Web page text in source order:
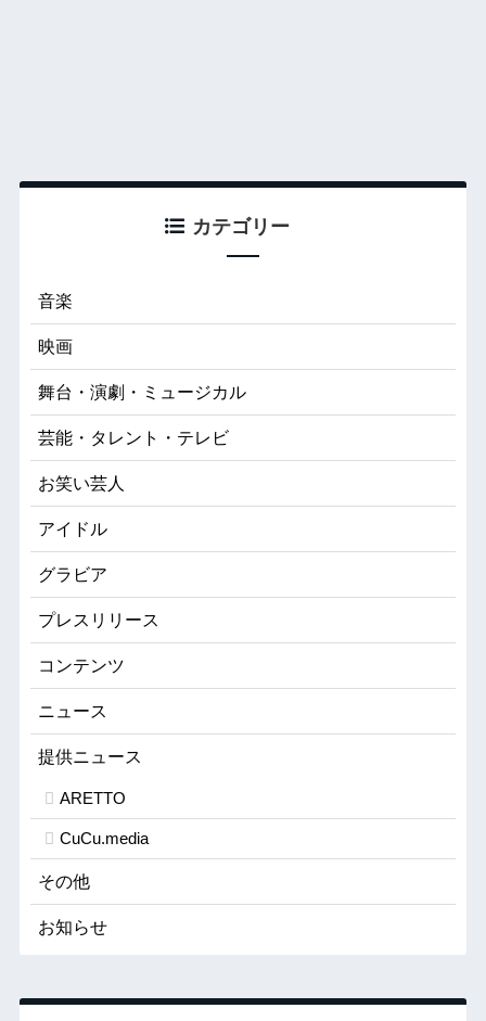
カテゴリー
音楽
映画
舞台・演劇・ミュージカル
芸能・タレント・テレビ
お笑い芸人
アイドル
グラビア
プレスリリース
コンテンツ
ニュース
提供ニュース
ARETTO
CuCu.media
その他
お知らせ